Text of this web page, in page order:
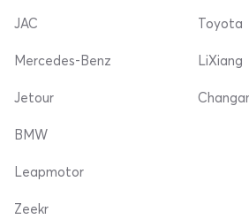
JAC
Mercedes-Benz
Jetour
Toyota
LiXiang
BMW
Leapmotor
Zeekr